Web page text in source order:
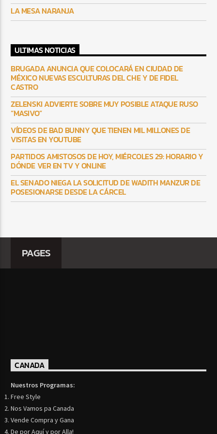
LA MESA NARANJA
ULTIMAS NOTICIAS
BRUGADA ANUNCIA QUE COLOCARÁ EN CIUDAD DE
MÉXICO NUEVAS ESCULTURAS DEL CHE Y DE FIDEL
CASTRO
ZELENSKI ADVIERTE SOBRE MUY POSIBLE ATAQUE RUSO
“MASIVO”
VÍDEOS DE BAD BUNNY QUE TIENEN MIL MILLONES DE
VISITAS EN YOUTUBE
PARTIDOS AMISTOSOS DE HOY, MIÉRCOLES 29: HORARIO Y
DÓNDE VER EN TV Y ONLINE
EL SENADO NIEGA LA SOLICITUD DE WADITH MANZUR DE
POSESIONARSE DESDE LA CÁRCEL
PAGES
CANADA
Nuestros Programas:
Free Style
Nos Vamos pa Canada
Vende Compra y Gana
De por Aquí y por Alla!